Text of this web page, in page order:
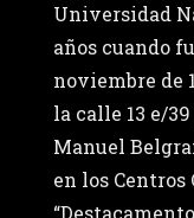
Universidad
años cuando
noviembre de
la calle 13 e/
Manuel
en los